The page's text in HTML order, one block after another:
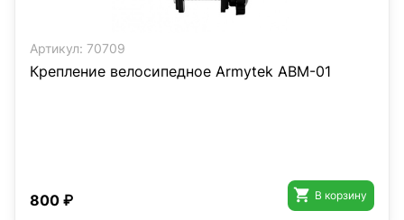
Артикул: 70709
Крепление велосипедное Armytek ABM-01
800 ₽  В корзину